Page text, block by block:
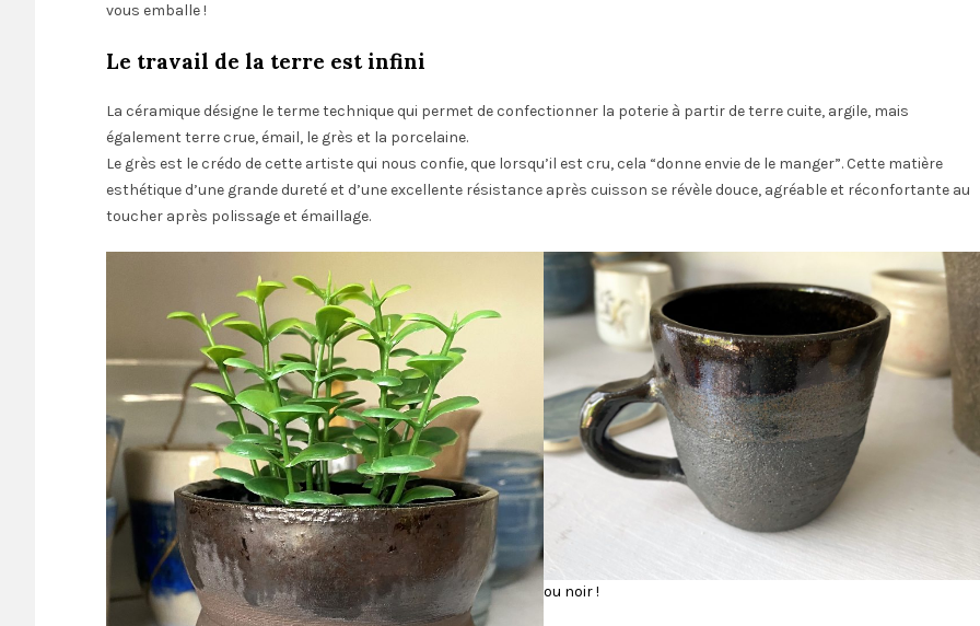
vous emballe !
Le travail de la terre est infini
La céramique désigne le terme technique qui permet de confectionner la poterie à partir de terre cuite, argile, mais
également terre crue, émail, le grès et la porcelaine.
Le grès est le crédo de cette artiste qui nous confie, que lorsqu’il est cru, cela “donne envie de le manger”. Cette matière
esthétique d’une grande dureté et d’une excellente résistance après cuisson se révèle douce, agréable et réconfortante au
toucher après polissage et émaillage.
ou noir !